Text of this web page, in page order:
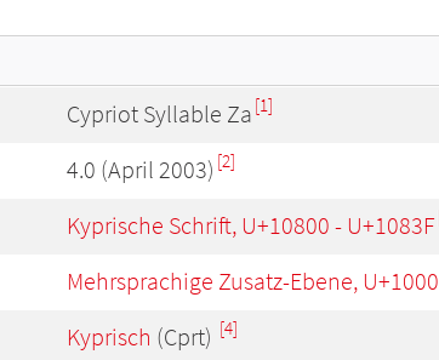
Cypriot Syllable Za [1]
4.0 (April 2003) [2]
Kyprische Schrift, U+10800 - U+1083F
Mehrsprachige Zusatz-Ebene,
Kyprisch (Cprt) [4]